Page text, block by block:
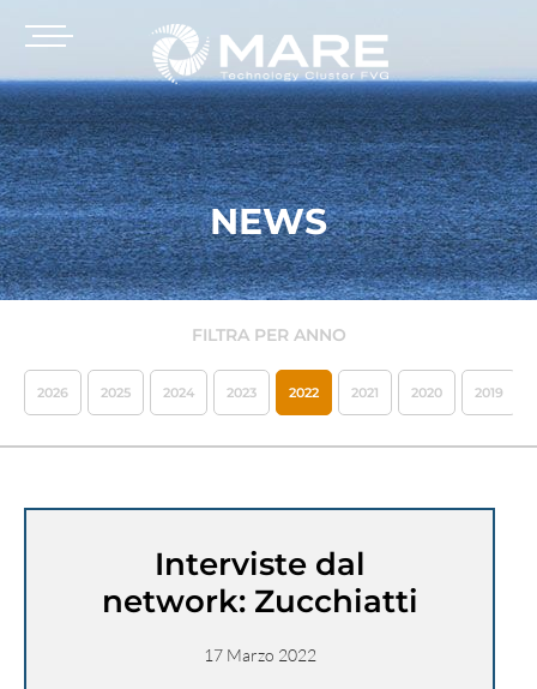
NEWS
FILTRA PER ANNO
2026 2025 2024 2023 2022 2021 2020 2019
Interviste dal
network: Zucchiatti
17 Marzo 2022